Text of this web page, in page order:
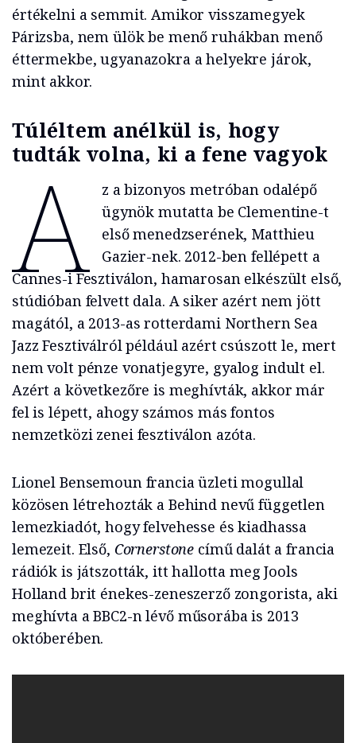
értékelni a semmit. Amikor visszamegyek
Párizsba, nem ülök be menő ruhákban menő
éttermekbe, ugyanazokra a helyekre járok,
mint akkor.
Túléltem anélkül is, hogy
tudták volna, ki a fene vagyok
A
z a bizonyos metróban odalépő
ügynök mutatta be Clementine-t
első menedzserének, Matthieu
Gazier-nek. 2012-ben fellépett a
Cannes-i Fesztiválon, hamarosan elkészült első,
stúdióban felvett dala. A siker azért nem jött
magától, a 2013-as rotterdami Northern Sea
Jazz Fesztiválról például azért csúszott le, mert
nem volt pénze vonatjegyre, gyalog indult el.
Azért a következőre is meghívták, akkor már
fel is lépett, ahogy számos más fontos
nemzetközi zenei fesztiválon azóta.
Lionel Bensemoun francia üzleti mogullal
közösen létrehozták a Behind nevű független
lemezkiadót, hogy felvehesse és kiadhassa
lemezeit. Első, Cornerstone című dalát a francia
rádiók is játszották, itt hallotta meg Jools
Holland brit énekes-zeneszerző zongorista, aki
meghívta a BBC2-n lévő műsorába is 2013
októberében.